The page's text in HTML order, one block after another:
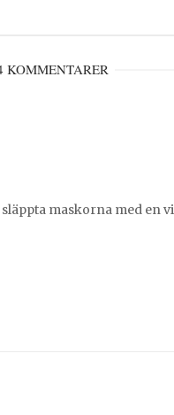
KOMMENTARER
maskorna med